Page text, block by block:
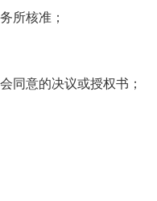
所核准；
同意的决议或授权书；